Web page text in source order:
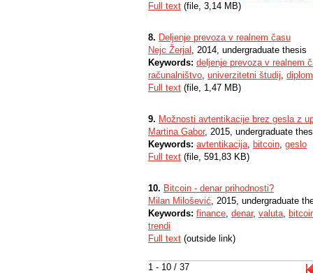
1 - 10 / 37
Full text (file, 3,14 MB)
8. Deljenje prevoza v realnem času
Nejc Žerjal , 2014, undergraduate thesis
Keywords: deljenje prevoza v realnem
računalništvo, univerzitetni študij,
Full text (file, 1,47 MB)
9. Možnosti avtentikacije brez gesla z
Martina Gabor, 2015, undergraduate
Keywords: avtentikacija, bitcoin, geslo
Full text (file, 591,83 KB)
10. Bitcoin - denar prihodnosti?
Milan Milošević, 2015, undergraduate
Keywords: finance, denar, valuta,
trendi
Full text (outside link)